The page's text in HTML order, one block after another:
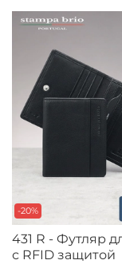
-20%
431 R - Футляр
с RFID защитой